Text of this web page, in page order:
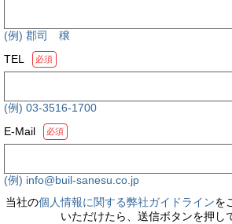
(例) 郡司 穣
TEL
必須
(例) 03-3516-1700
E-Mail
必須
(例) info@buil-sanesu.co.jp
当社の個人情報に関する弊社ガイドラインを
いただけたら、送信ボタンを押し